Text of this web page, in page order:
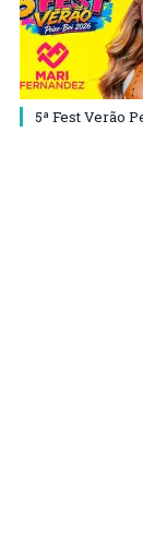
5ª Fest Verão